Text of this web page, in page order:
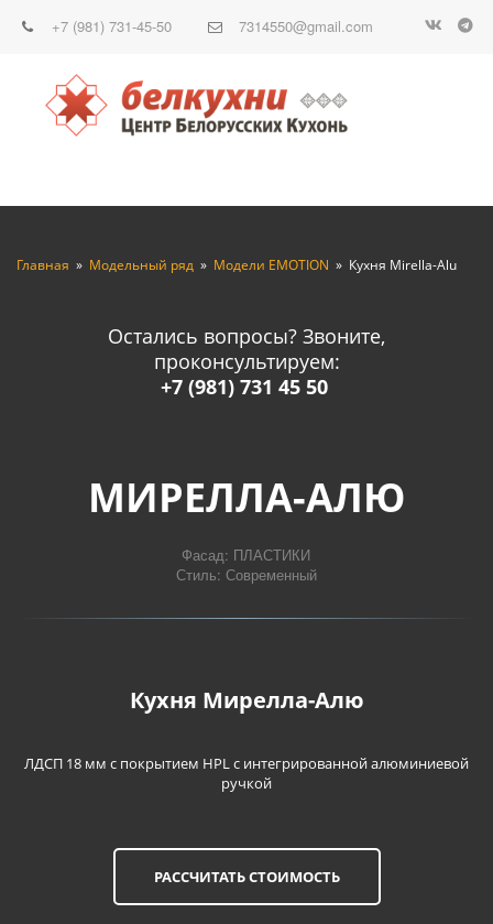
+7 (981) 731-45-50 7314550@gmail.com
Главная » Модельный ряд » Модели EMOTION »  Кухня Mirella-Alu
Остались вопросы? Звоните,
проконсультируем:
+7 (981) 731 45 50
МИРЕЛЛА-АЛЮ
Фасад: ПЛАСТИКИ
Стиль: Современный
Кухня Мирелла-Алю
ЛДСП 18 мм c покрытием HPL с интегрированной алюминиевой
ручкой
РАССЧИТАТЬ СТОИМОСТЬ